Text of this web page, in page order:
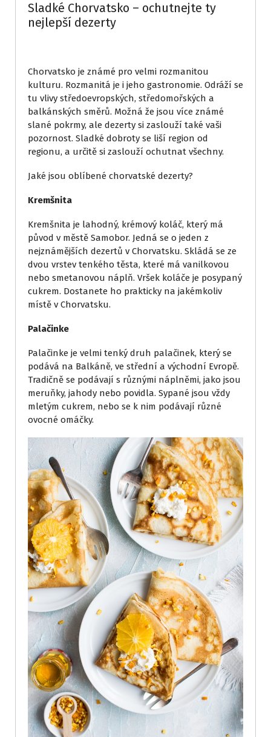
Sladké Chorvatsko – ochutnejte ty
nejlepší dezerty
Chorvatsko je známé pro velmi rozmanitou
kulturu. Rozmanitá je i jeho gastronomie. Odráží se
tu vlivy středoevropských, středomořských a
balkánských směrů. Možná že jsou více známé
slané pokrmy, ale dezerty si zaslouží také vaši
pozornost. Sladké dobroty se liší region od
regionu, a určitě si zaslouží ochutnat všechny.
Jaké jsou oblíbené chorvatské dezerty?
Kremšnita
Kremšnita je lahodný, krémový koláč, který má
původ v městě Samobor. Jedná se o jeden z
nejznámějších dezertů v Chorvatsku. Skládá se ze
dvou vrstev tenkého těsta, které má vanilkovou
nebo smetanovou náplň. Vršek koláče je posypaný
cukrem. Dostanete ho prakticky na jakémkoliv
místě v Chorvatsku.
Palačinke
Palačinke je velmi tenký druh palačinek, který se
podává na Balkáně, ve střední a východní Evropě.
Tradičně se podávají s různými náplněmi, jako jsou
meruňky, jahody nebo povidla. Sypané jsou vždy
mletým cukrem, nebo se k nim podávají různé
ovocné omáčky.